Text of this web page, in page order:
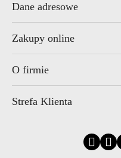
Dane adresowe
Zakupy online
O firmie
Strefa Klienta